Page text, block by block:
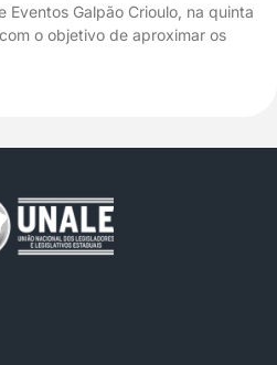
Eventos Galpão Crioulo, na quinta
o objetivo de aproximar os